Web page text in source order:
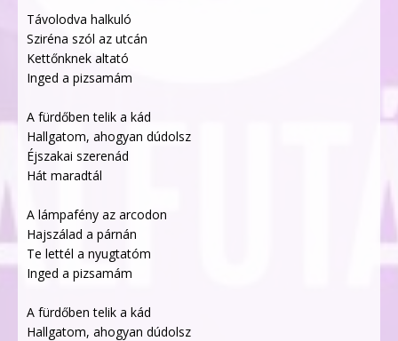
Távolodva halkuló
Sziréna szól az utcán
Kettőnknek altató
Inged a pizsamám
A fürdőben telik a kád
Hallgatom, ahogyan dúdolsz
Éjszakai szerenád
Hát maradtál
A lámpafény az arcodon
Hajszálad a párnán
Te lettél a nyugtatóm
Inged a pizsamám
A fürdőben telik a kád
Hallgatom, ahogyan dúdolsz